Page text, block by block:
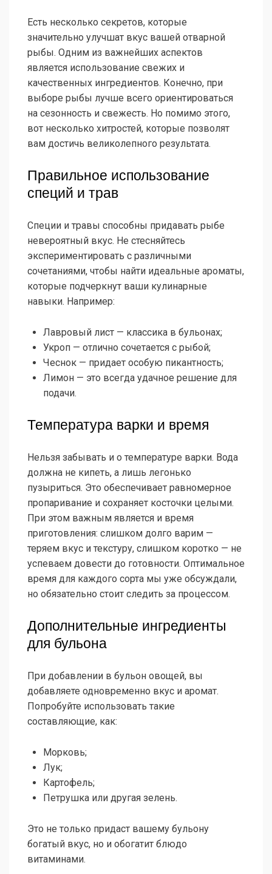
Есть несколько секретов, которые
значительно улучшат вкус вашей отварной
рыбы. Одним из важнейших аспектов
является использование свежих и
качественных ингредиентов. Конечно, при
выборе рыбы лучше всего ориентироваться
на сезонность и свежесть. Но помимо этого,
вот несколько хитростей, которые позволят
вам достичь великолепного результата.
Правильное использование
специй и трав
Специи и травы способны придавать рыбе
невероятный вкус. Не стесняйтесь
экспериментировать с различными
сочетаниями, чтобы найти идеальные ароматы,
которые подчеркнут ваши кулинарные
навыки. Например:
Лавровый лист — классика в бульонах;
Укроп — отлично сочетается с рыбой;
Чеснок — придает особую пикантность;
Лимон — это всегда удачное решение для
подачи.
Температура варки и время
Нельзя забывать и о температуре варки. Вода
должна не кипеть, а лишь легонько
пузыриться. Это обеспечивает равномерное
пропаривание и сохраняет косточки целыми.
При этом важным является и время
приготовления: слишком долго варим —
теряем вкус и текстуру, слишком коротко — не
успеваем довести до готовности. Оптимальное
время для каждого сорта мы уже обсуждали,
но обязательно стоит следить за процессом.
Дополнительные ингредиенты
для бульона
При добавлении в бульон овощей, вы
добавляете одновременно вкус и аромат.
Попробуйте использовать такие
составляющие, как:
Морковь;
Лук;
Картофель;
Петрушка или другая зелень.
Это не только придаст вашему бульону
богатый вкус, но и обогатит блюдо
витаминами.